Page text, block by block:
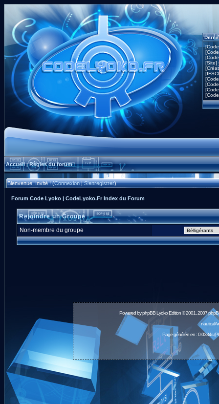
[Site]
Accueil|Règles du forum
Bienvenue, Invité ! (Connexion|S'enregistrer)
Forum Code Lyoko | CodeLyoko.Fr Index du Forum
Rejoindre un Groupe
Non-membre du groupe
Powered byphpBBLyoko Edition © 2001, 2007
Page générée en : 0.0334s